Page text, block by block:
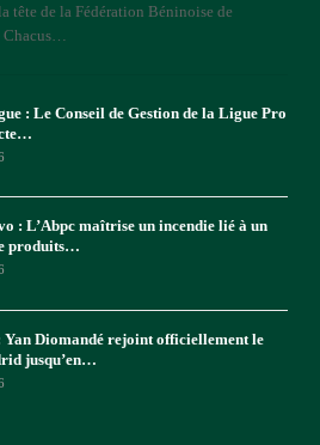
tête de la Fédération Béninoise de
: Le Conseil de Gestion de la Ligue Pro
: L’Abpc maîtrise un incendie lié à un
produits…
Yan Diomandé rejoint officiellement le
jusqu’en…